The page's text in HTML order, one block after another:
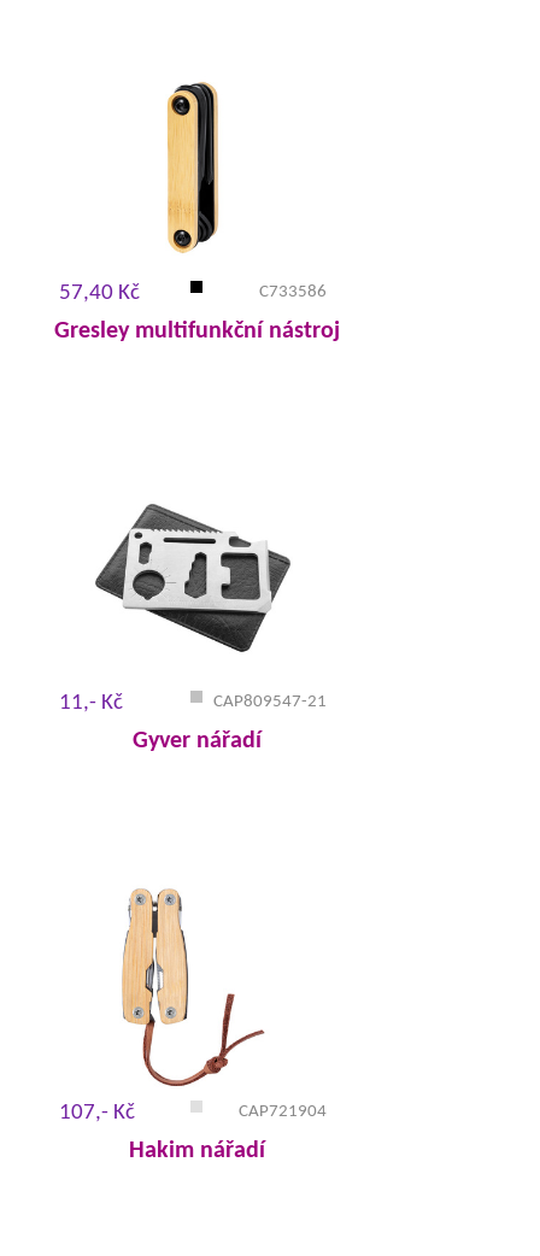
57,40 Kč C733586
Gresley multifunkční nástroj
11,- Kč CAP809547-21
Gyver nářadí
107,- Kč CAP721904
Hakim nářadí